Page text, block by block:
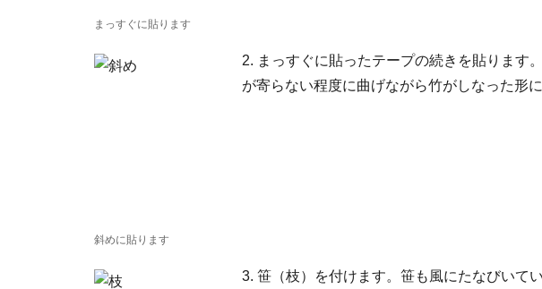
まっすぐに貼ります
斜めに貼ります
2. まっすぐに貼ったテープの続きを貼ります
が寄らない程度に曲げながら竹がしなった形
3. 笹（枝）を付けます。笹も風にたなびいて